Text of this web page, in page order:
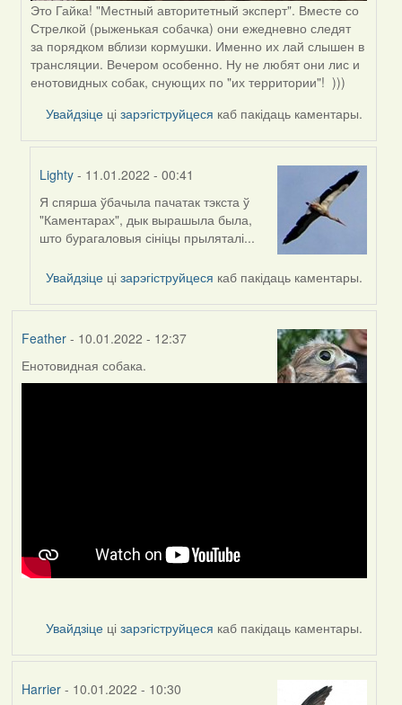
Это Гайка! "Местный авторитетный эксперт". Вместе со
Стрелкой (рыженькая собачка) они ежедневно следят
за порядком вблизи кормушки. Именно их лай слышен в
трансляции. Вечером особенно. Ну не любят они лис и
енотовидных собак, снующих по "их территории"! )))
Увайдзіце цізарэгіструйцеся каб пакідаць каментары.
Lighty - 11.01.2022 - 00:41
In
reply
to
Peregrinus
Я спярша ўбачыла пачатак тэкста ў
"Каментарах", дык вырашыла была,
што бурагаловыя сініцы прыляталі...
Увайдзіце цізарэгіструйцеся каб пакідаць каментары.
Feather- 10.01.2022 - 12:37
Енотовидная собака.
Увайдзіце цізарэгіструйцеся каб пакідаць каментары.
Harrier- 10.01.2022 - 10:30